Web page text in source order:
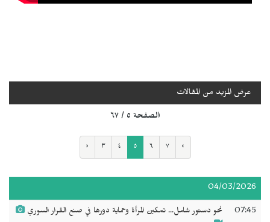
عرض المزيد من المقالات
الصفحة ٥ / ٦٧
‹ ٣ ٤ ٥ ٦ ٧ ›
04/03/2026
07:45 نحو دستور شامل... تمكين المرأة وحماية دورها في صنع القرار السوري